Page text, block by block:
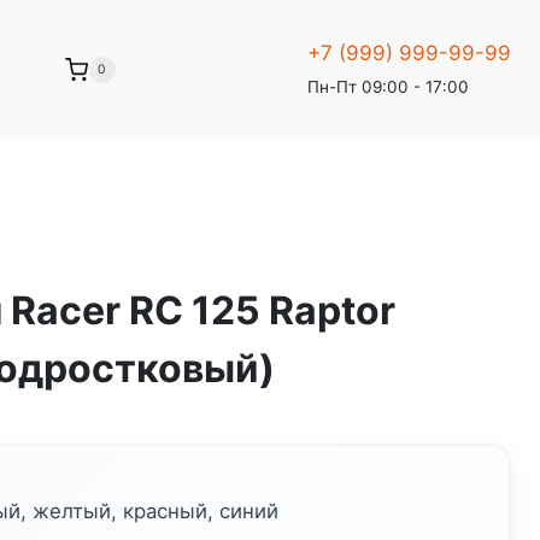
0
+7 (999) 999-99-99
Пн-Пт 09:00 - 17:00
RC 125 Raptor
желтый, красный, синий